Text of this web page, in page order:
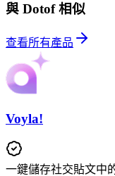
與 Dotof 相似
查看所有產品
Voyla!
一鍵儲存社交貼文中